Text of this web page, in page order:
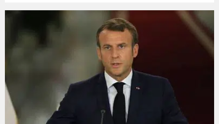
Çorum
Denizli
Diyarbakır
Edirne
Elazığ